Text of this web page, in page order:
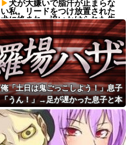
犬が大嫌いで脂汗が止まらな
い私。リードをつけ放置された
犬に絡まれ、追いかけられた先
で『信じられない光景』を目撃
→必死で救急車を呼ぶも犬と取
り残されて・・・
中学時代に俺だけを執拗にい
じめてきた秀才のA！推薦入試の
朝、奴の習性を利用して道端の
ガラス破片を踏ませて自転車を
パンクさせたｗｗｗざまぁｗｗ
ｗｗｗｗ
【悲報】ワイ、軽貨物ドライ
バーという職業を知る
江口寿史が炎上を経て語る
「自分の絵ごと、このジャンル
俺「土日は鬼ごっこしよう！」息子
「うん！」→足が遅かった息子と本
気で遊び続けた10年後…